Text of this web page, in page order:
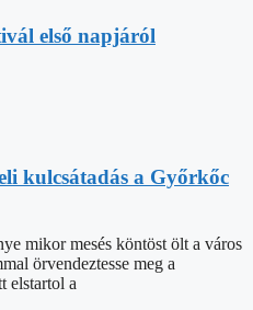
első napjáról
kulcsátadás a Győrkőc
mikor mesés köntöst ölt a város
örvendeztesse meg a
elstartol a